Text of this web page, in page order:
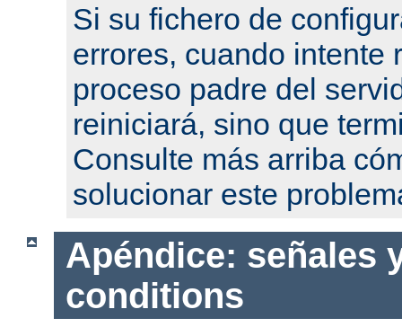
Si su fichero de
errores, cuando intente
proceso padre del
reiniciará, sino que
Consulte más arriba
solucionar este
Apéndice: señales
conditions